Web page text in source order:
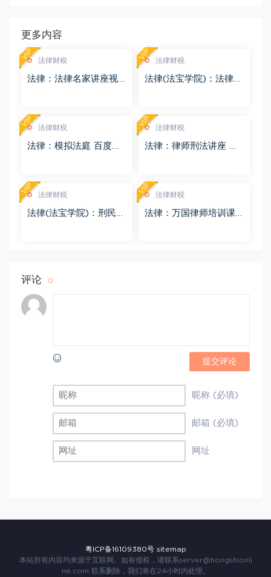
更多内容
法律财税
法律：法律名家讲座视
VIP 法律财税
法律(法宝学院)：法律信
VIP
法律财税
法律：模拟法庭 百度网
VIP 法律财税
法律：律师刑法讲座 百
VIP
法律财税
法律(法宝学院)：刑民交
VIP 法律财税
法律：万国律师培训课
VIP
评论 0
提交评论
昵称 (必填)
邮箱 (必填)
网址
粤ICP备16109380号 sitemap
本站所有内容均来源于互联网。如有侵权，请联系server@hongshionli
ne.com 联系删除，我们将在24小时内处理。